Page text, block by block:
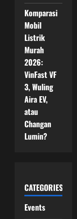
Komparasi
Mobil
Listrik
Murah
2026:
VinFast VF
3, Wuling
Aira EV,
atau
Changan
Lumin?
CATEGORIES
Events